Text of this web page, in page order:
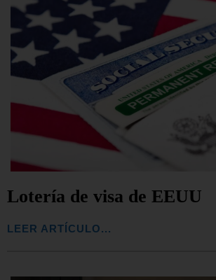
Lotería de visa de EEUU
LEER ARTÍCULO...